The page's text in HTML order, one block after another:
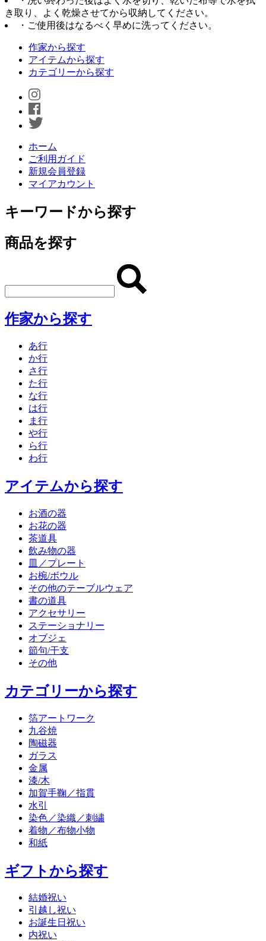
き取り、よく乾燥させてから収納してください。
・ご使用後はなるべく早めに洗ってください。
作家から探す
アイテムから探す
カテゴリーから探す
ホーム
ご利用ガイド
新規会員登録
マイアカウント
キーワードから探す
商品を探す
作家から探す
あ行
か行
さ行
た行
な行
は行
ま行
や行
ら行
わ行
アイテムから探す
お酒の器
お花の器
茶道具
飲み物の器
皿／プレート
お椀/ボウル
その他のテーブルウェア
書の道具
アクセサリー
ステーショナリー
オブジェ
節句/干支
その他
カテゴリーから探す
箔アートワーク
九谷焼
陶磁器
ガラス
金属
漆/木
加賀手鞠／指貫
水引
染色／染織／刺繍
着物／布物小物
和紙
ギフトから探す
結婚祝い
引越し祝い
お誕生日祝い
内祝い